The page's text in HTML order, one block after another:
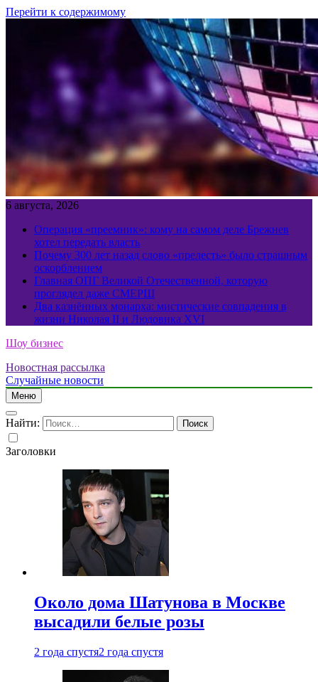
Перейти к содержимому
6 августа, 2026
Операция «преемник»: кому на самом деле Брежнев
хотел передать власть
Почему 300 лет назад слово «прелесть» было страшным
оскорблением
Главная ОПГ Великой Отечественной, которую
проглядел даже СМЕРШ
Два казнённых монарха: мистические совпадения в
жизни Николая II и Людовика XVI
Шоу бизнес
Новостная рассылка
Случайные новости
Меню
Найти:
Заголовки
Около дома Шатунова в Москве
высадили белые розы
2 года спустя2 года спустя